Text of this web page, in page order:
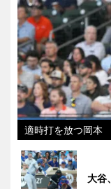
適時打を放つ岡本
大谷